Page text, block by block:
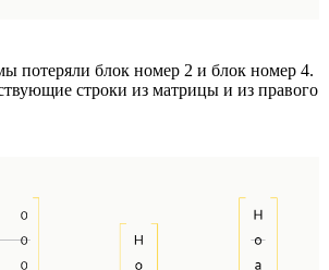
потеряли блок номер 2 и блок номер 4.
строки из матрицы и из правого